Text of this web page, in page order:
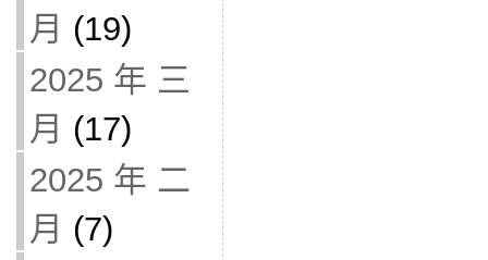
月 (19)
2025 年 三
月 (17)
2025 年 二
月 (7)